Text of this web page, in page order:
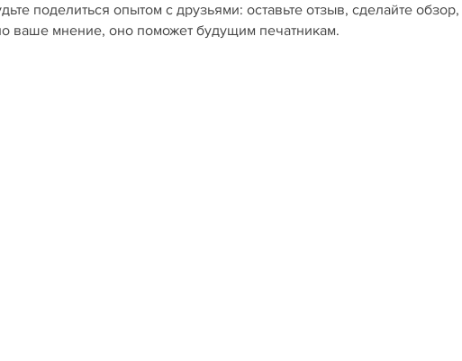
поделиться опытом с друзьями: оставьте отзыв, сделайте обзор,
ваше мнение, оно поможет будущим печатникам.